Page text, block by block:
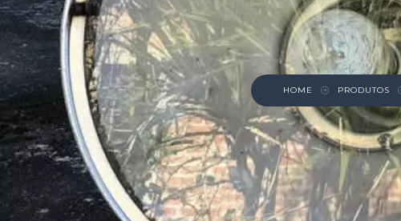
HOME PRODUTOS